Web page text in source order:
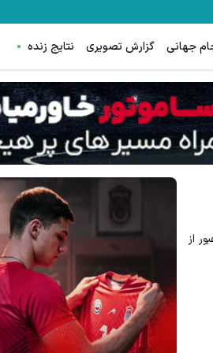
جهانی گزارش تصویری نتایج زنده
از